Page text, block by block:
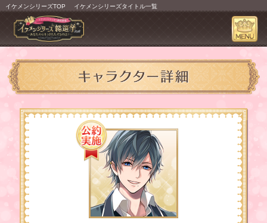
イケメンシリーズTOP イケメンシリーズタイトル一覧